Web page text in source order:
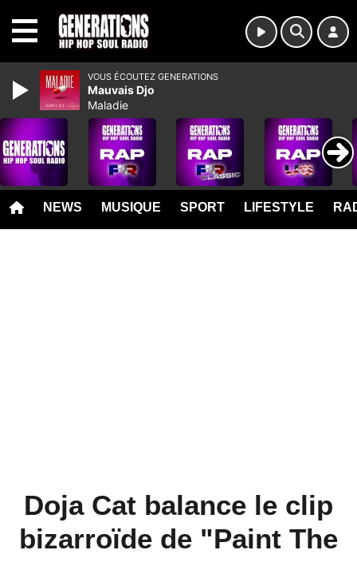
NEWS MUSIQUE SPORT LIFESTYLE
Doja Cat balance le clip
bizarroïde de "Paint The
VOUS ÉCOUTEZ GENERATIONS
Mauvais Djo
Maladie